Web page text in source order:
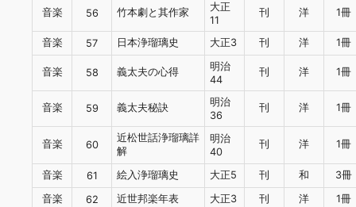
音楽 56 竹本劇と其作家
大正
11
刊 洋 1冊
音楽 57 日本浄瑠璃史 大正3 刊 洋 1冊
音楽 58 義太夫の心得
明治
44
刊 洋 1冊
音楽 59 義太夫秘訣
明治
36
刊 洋 1冊
音楽 60
近松世話浄瑠璃詳
解
明治
40
刊 洋 1冊
音楽 61 絵入浄瑠璃史 大正5 刊 和
3冊
音楽
62 近世邦楽年表 大正3 刊 洋 1冊